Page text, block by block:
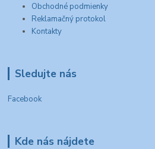
Obchodné podmienky
Reklamačný protokol
Kontakty
Sledujte nás
Facebook
Kde nás nájdete